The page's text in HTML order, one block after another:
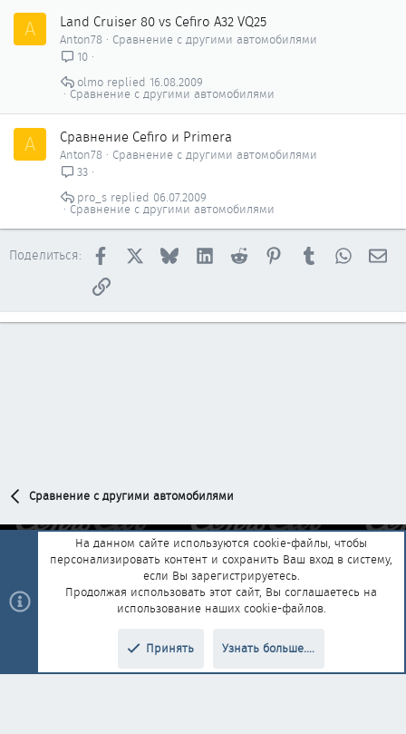
A Land Cruiser 80 vs Cefiro A32 VQ25
Anton78
Сравнение с другими автомобилями
10
Сравнение с другими автомобилями
16.08.2009
olmo
A Сравнение Cefiro и Primera
Anton78
Сравнение с другими автомобилями
33
Сравнение с другими автомобилями
06.07.2009
pro_s
Поделиться: Facebook BlueskyLinkedInReddit PinterestTumblr
Ссылка
Сравнение с другими автомобилями
Обратная связь
Условия и правила
Политика конфиденциальности
Помощь Главная
R
add-ons by ThemeHouse Перевод от Jumuro®
На данном сайте используются cookie-файлы, чтобы
персонализировать контент и сохранить Ваш вход в систему,
если Вы зарегистрируетесь.
Продолжая использовать этот сайт, Вы соглашаетесь на
использование наших cookie-файлов.
Принять Узнать больше....